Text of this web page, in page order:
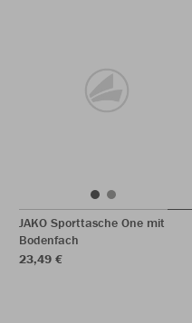
JAKO Sporttasche One mit
Bodenfach
23,49 €